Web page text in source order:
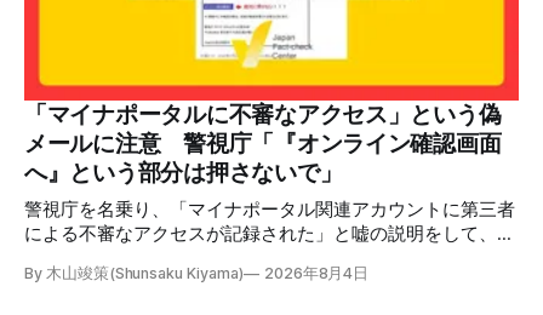
ポストされ、表示は20万件を超える。 投稿には「私の日本
語力が衰えていたら申し訳ないですが、動画に『韓国』と書
いてあるように見えます」などの英語の指摘もあるが、「日
本が犯した残虐行為を謝罪するのは悪いことだと思わない」
「共産主義者に恥じて頭を下げるべき人はいない」など、拡
散した投稿を真に受けた反応も多いため検証する。 検証過
程 動
「マイナポータルに不審なアクセス」という偽
メールに注意 警視庁「『オンライン確認画面
へ』という部分は押さないで」
警視庁を名乗り、「マイナポータル関連アカウントに第三者
による不審なアクセスが記録された」と嘘の説明をして、リ
で、メール内のリンクを押さないようにと注意を呼びかけて
By 木山竣策(Shunsaku Kiyama) 2026年8月4日